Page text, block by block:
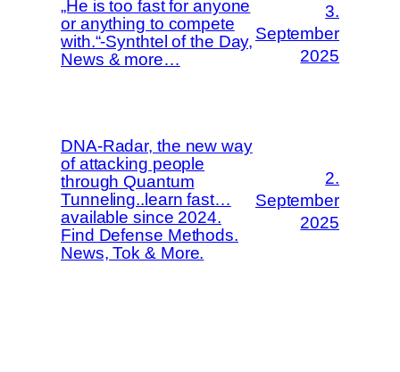
„He is too fast for anyone
or anything to compete
with.“-Synthtel of the Day,
News & more…
3.
September
2025
DNA-Radar, the new way
of attacking people
through Quantum
Tunneling..learn fast…
available since 2024.
Find Defense Methods.
News, Tok & More.
2.
September
2025